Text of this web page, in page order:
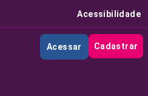
Acessibilidade
Acessar Cadastrar